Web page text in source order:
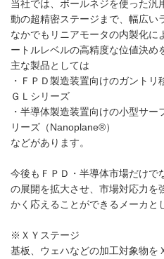
当社では、ボールネジを使った汎
動の超精密ステージまで、幅広い
なかでもリニアモータの内製化に
ートルレベルの高精度な位値決め
主な製品としては
・ＦＰＤ製造装置向けのガント
ＧＬシリーズ
・半導体製造装置向けの小型サ
リーズ（Nanoplane®）
などがあります。
今後もＦＰＤ・半導体市場だけで
の展開を拡大させ、市場対応力を
かく応えることができるメーカと
※ＸＹステージ
基板、ウェハなどの加工対象物を